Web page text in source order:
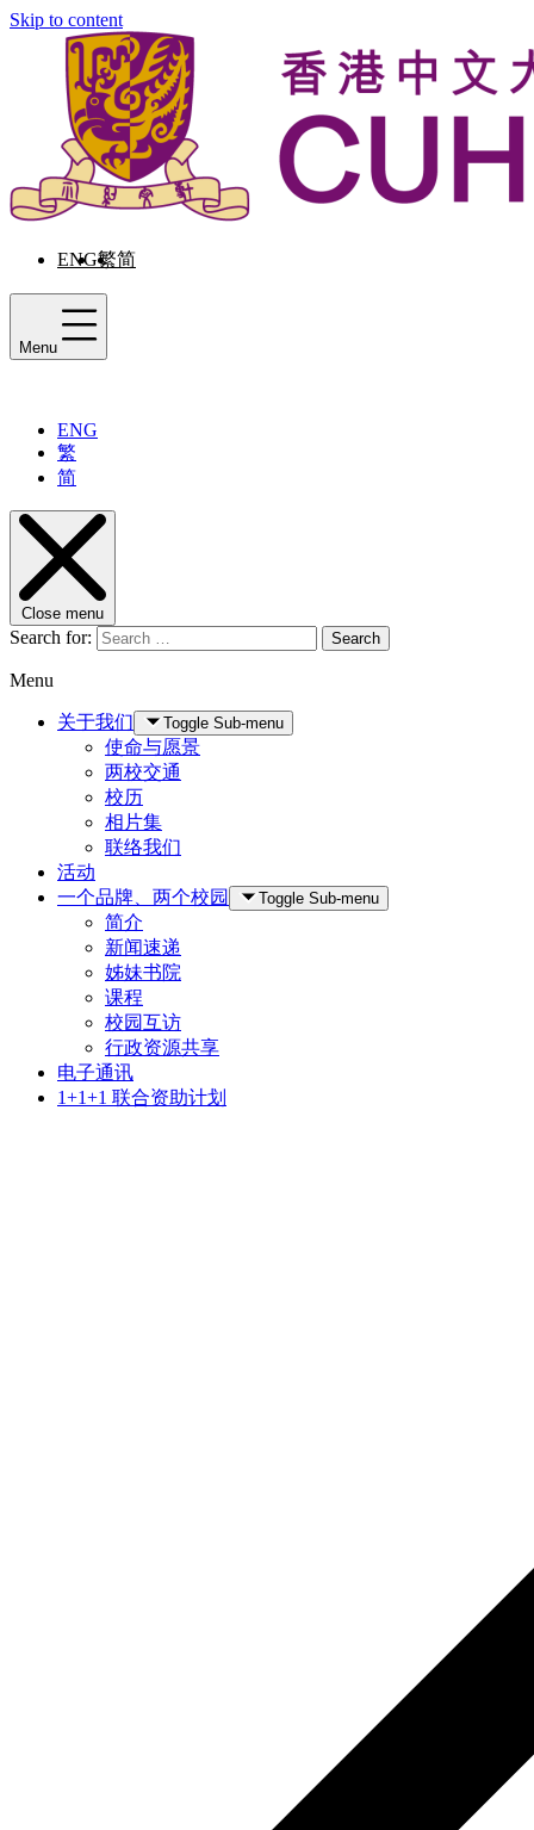
Skip to content
ENG繁简
Menu
ENG
繁
简
Close menu
Search for: Search
Menu
关于我们 Toggle Sub-menu
使命与愿景
两校交通
校历
相片集
联络我们
活动
一个品牌、两个校园
Toggle Sub-menu
简介
新闻速递
姊妹书院
课程
校园互访
行政资源共享
电子通讯
1+1+1 联合资助计划